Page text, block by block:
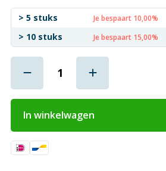
> 5 stuks Je bespaart 10,00%
> 10 stuks
Je bespaart 15,00%
In winkelwagen